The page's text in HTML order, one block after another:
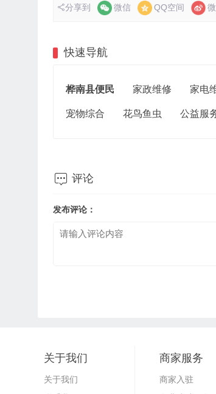
分享到 微信 QQ空间
快速导航
桦南县便民 家政维修 家电
宠物综合 花鸟鱼虫 公益服
 评论
发布评论：
关于我们
关于我们
商家服务
商家入驻